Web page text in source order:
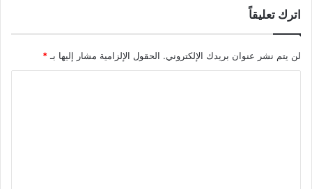
اترك تعليقاً
لن يتم نشر عنوان بريدك الإلكتروني. الحقول الإلزامية مشار إليها بـ*